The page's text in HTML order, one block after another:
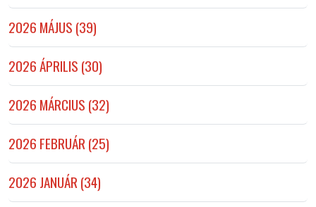
2026 MÁJUS (39)
2026 ÁPRILIS (30)
2026 MÁRCIUS (32)
2026 FEBRUÁR (25)
2026 JANUÁR (34)